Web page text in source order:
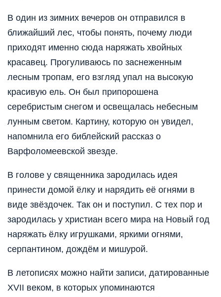
В один из зимних вечеров он отправился в
ближайший лес, чтобы понять, почему люди
приходят именно сюда наряжать хвойных
красавец. Прогуливаюсь по заснеженным
лесным тропам, его взгляд упал на высокую
красивую ель. Он был припорошена
серебристым снегом и освещалась небесным
лунным светом. Картину, которую он увидел,
напомнила его библейский рассказ о
Варфоломеевской звезде.
В голове у священника зародилась идея
принести домой ёлку и нарядить её огнями в
виде звёздочек. Так он и поступил. С тех пор и
зародилась у христиан всего мира на Новый год
наряжать ёлку игрушками, яркими огнями,
серпантином, дождём и мишурой.
В летописях можно найти записи, датированные
XVII веком, в которых упоминаются